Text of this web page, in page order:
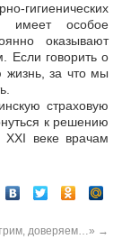
гигиенических
имеет особое
оказывают
говорить о
жизнь, за что мы
страховую
к решению
веке врачам
доверяем…» →